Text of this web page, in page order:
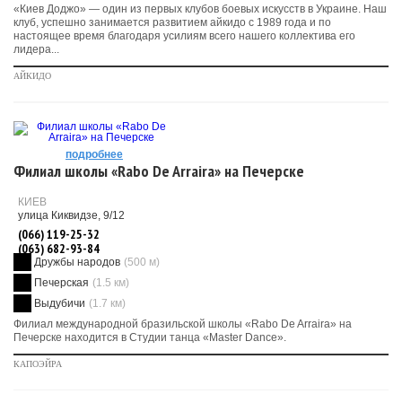
«Киев Доджо» — один из первых клубов боевых искусств в Украине. Наш
клуб, успешно занимается развитием айкидо с 1989 года и по
настоящее время благодаря усилиям всего нашего коллектива его
лидера...
АЙКИДО
подробнее
Филиал школы «Rabo De Arraira» на Печерске
КИЕВ
улица Киквидзе, 9/12
(066) 119-25-32
(063) 682-93-84
Дружбы народов (500 м)
Печерская (1.5 км)
Выдубичи (1.7 км)
Филиал международной бразильской школы «Rabo De Arraira» на
Печерске находится в Студии танца «Master Dance».
КАПОЭЙРА